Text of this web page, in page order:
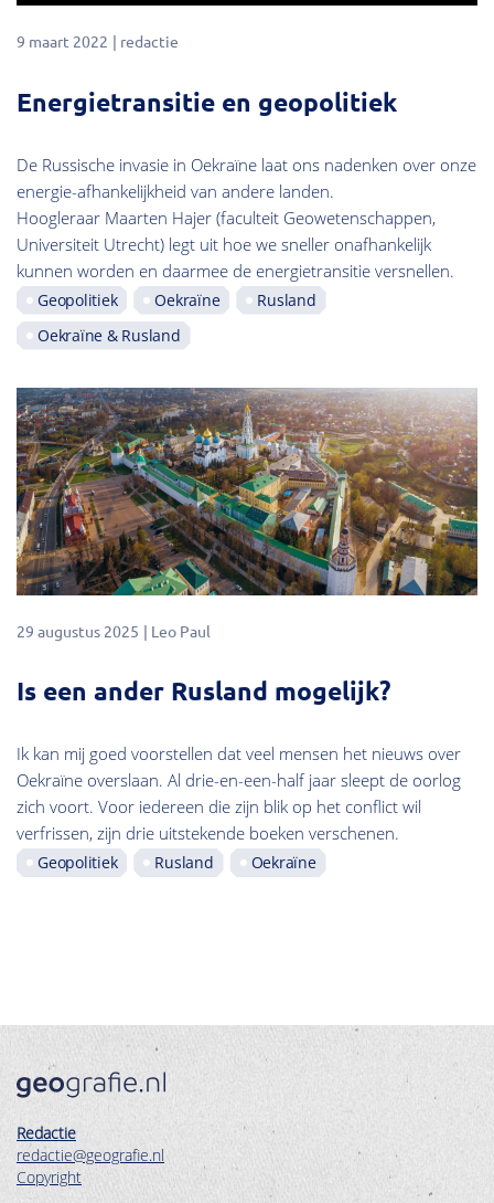
9 maart 2022 redactie
Energietransitie en geopolitiek
De Russische invasie in Oekraïne laat ons nadenken over onze
energie-afhankelijkheid van andere landen.
Hoogleraar Maarten Hajer (faculteit Geowetenschappen,
Universiteit Utrecht) legt uit hoe we sneller onafhankelijk
kunnen worden en daarmee de energietransitie versnellen.
Geopolitiek Oekraïne
Rusland
Oekraïne & Rusland
29 augustus 2025 Leo Paul
Is een ander Rusland mogelijk?
Ik kan mij goed voorstellen dat veel mensen het nieuws over
Oekraïne overslaan. Al drie-en-een-half jaar sleept de oorlog
zich voort. Voor iedereen die zijn blik op het conflict wil
verfrissen, zijn drie uitstekende boeken verschenen.
Geopolitiek Rusland Oekraïne
Redactie
redactie@geografie.nl
Copyright